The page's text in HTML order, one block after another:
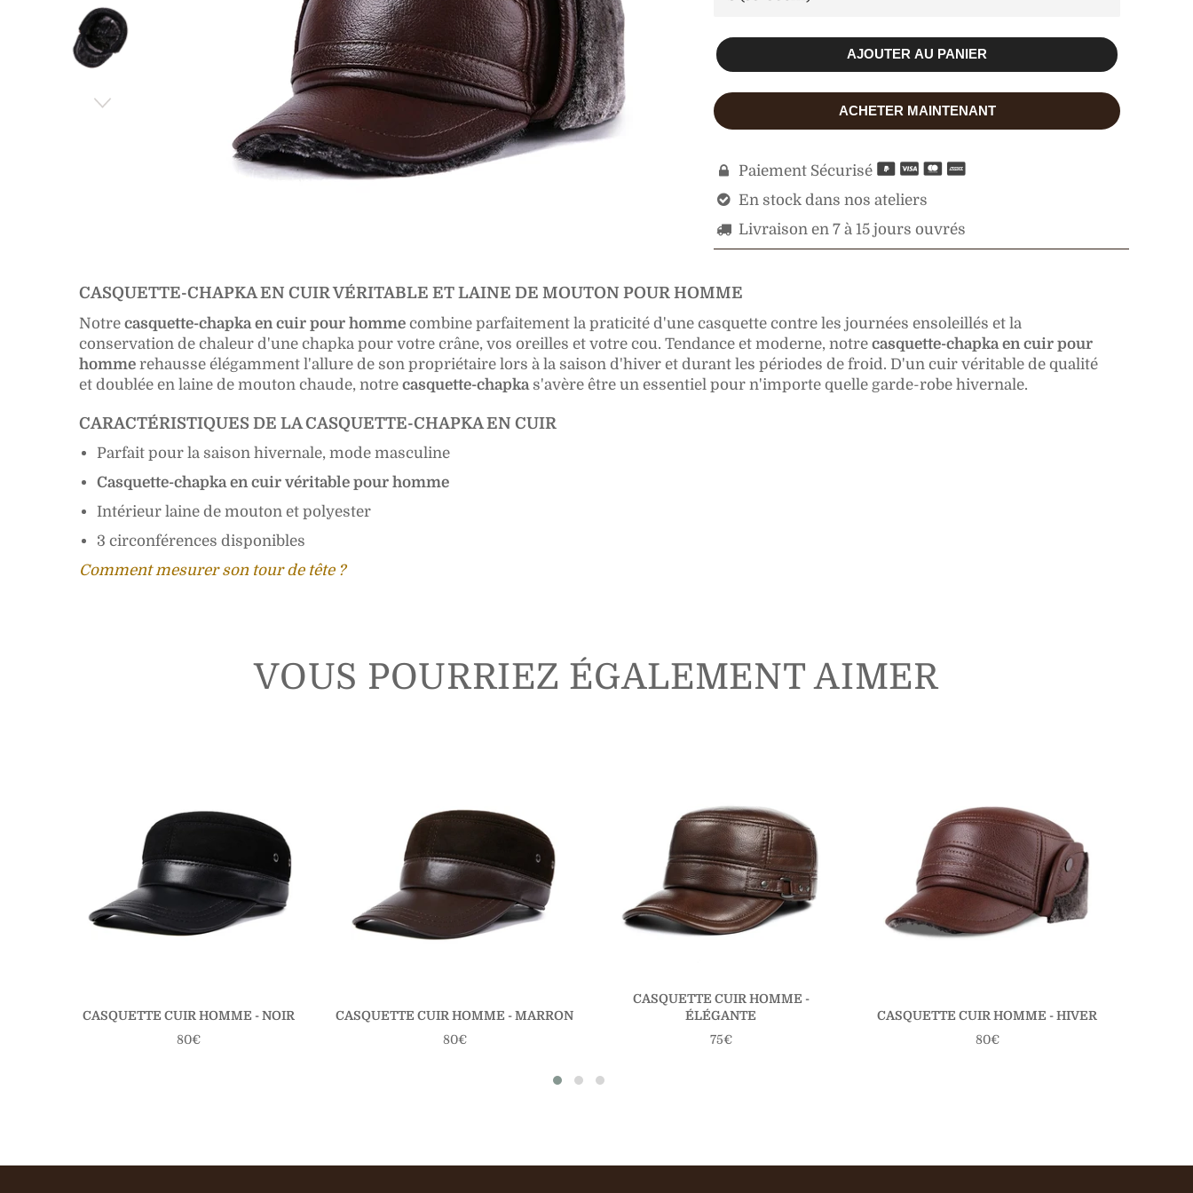
AJOUTER AU PANIER
ACHETER MAINTENANT
 Paiement Sécurisé
 En stock dans nos ateliers
 Livraison en 7 à 15 jours ouvrés
CASQUETTE-CHAPKA EN CUIR VÉRITABLE ET LAINE DE MOUTON POUR HOMME
Notre casquette-chapka en cuir pour homme combine parfaitement la praticité d'une casquette contre les journées ensoleillés et la
conservation de chaleur d'une chapka pour votre crâne, vos oreilles et votre cou. Tendance et moderne, notre casquette-chapka en cuir pour
homme rehausse élégamment l'allure de son propriétaire lors à la saison d'hiver et durant les périodes de froid. D'un cuir véritable de qualité
et doublée en laine de mouton chaude, notre casquette-chapka s'avère être un essentiel pour n'importe quelle garde-robe hivernale.
CARACTÉRISTIQUES DE LA CASQUETTE-CHAPKA EN CUIR
Parfait pour la saison hivernale, mode masculine
Casquette-chapka en cuir véritable pour homme
Intérieur laine de mouton et polyester
3 circonférences disponibles
Comment mesurer son tour de tête ?
VOUS POURRIEZ ÉGALEMENT AIMER
CASQUETTE CUIR HOMME - NOIR
Prix
80€
CASQUETTE CUIR HOMME - MARRON
Prix
80€
CASQUETTE CUIR HOMME -
ÉLÉGANTE
Prix
75€
CASQUETTE CUIR HOMME - HIVER
Prix
80€